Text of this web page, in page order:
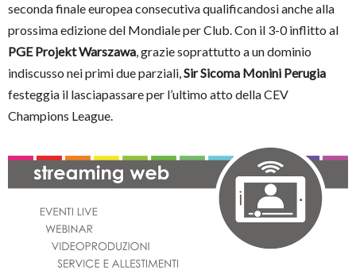
seconda finale europea consecutiva qualificandosi anche alla
prossima edizione del Mondiale per Club. Con il 3-0 inflitto al
PGE Projekt Warszawa, grazie soprattutto a un dominio
indiscusso nei primi due parziali,Sir Sicoma Monini Perugia
festeggia il lasciapassare per l’ultimo atto della CEV
Champions League.